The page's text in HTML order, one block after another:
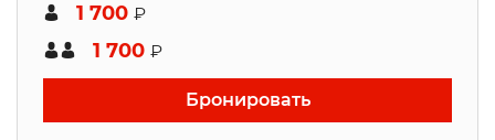
1 700 ₽
1 700 ₽
Бронировать